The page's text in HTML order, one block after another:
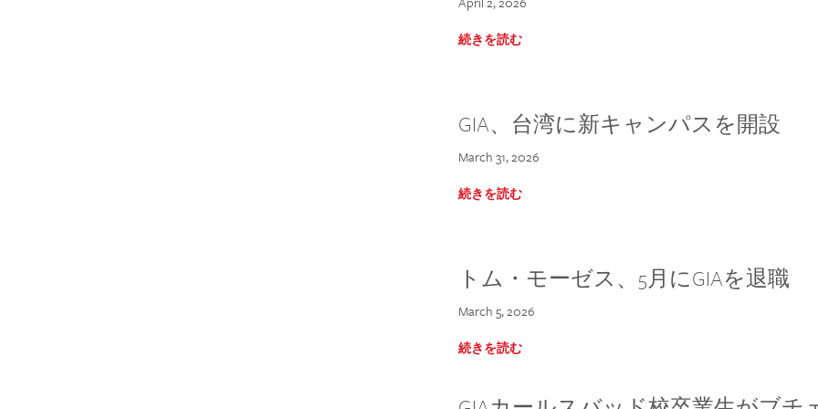
続きを読む
GIA、台湾に新キャンパスを開設
March 31, 2026
続きを読む
トム・モーゼス、5月にGIAを退職
March 5, 2026
続きを読む